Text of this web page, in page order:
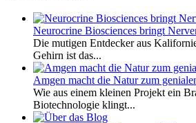
Neurocrine Biosciences bringt
Die mutigen Entdecker aus
Gehirn ist das...
Amgen macht die Natur zum
Wie aus einem kleinen Projekt ein
Biotechnologie klingt...